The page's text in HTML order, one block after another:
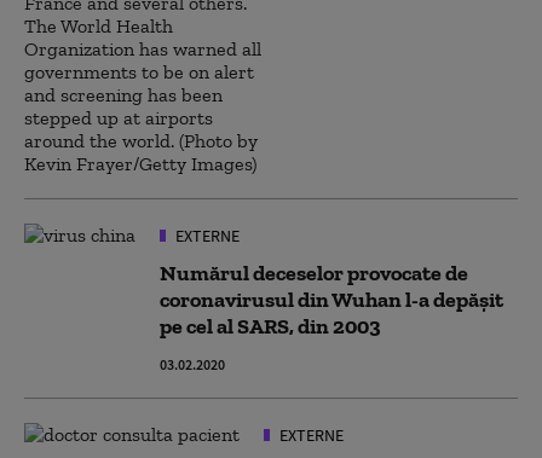
EXTERNE
Numărul deceselor provocate de
coronavirusul din Wuhan l-a depășit
pe cel al SARS, din 2003
03.02.2020
EXTERNE